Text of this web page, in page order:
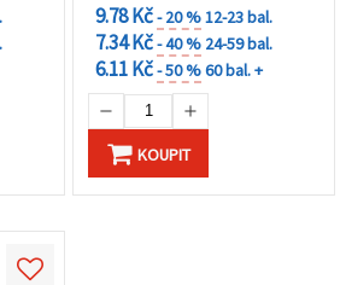
9.78 Kč- 20 %12-23 bal.
7.34 Kč- 40 % 24-59 bal.
6.11 Kč- 50 %60 bal. +
KOUPIT